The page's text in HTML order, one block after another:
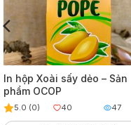
In hộp Xoài sấy dẻo – Sản
phẩm OCOP
5.0 (0) 40 47